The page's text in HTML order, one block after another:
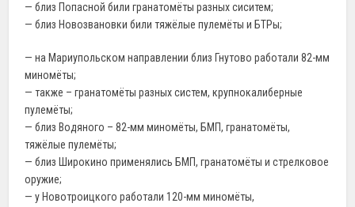
— близ Попасной били гранатомёты разных сиситем;
— близ Новозвановки били тяжёлые пулемёты и БТРы;
— на Мариупольском направлении близ Гнутово работали 82-мм
миномёты;
— также – гранатомёты разных систем, крупнокалиберные
пулемёты;
— близ Водяного – 82-мм миномёты, БМП, гранатомёты,
тяжёлые пулемёты;
— близ Широкино применялись БМП, гранатомёты и стрелковое
оружие;
— у Новотроицкого работали 120-мм миномёты,